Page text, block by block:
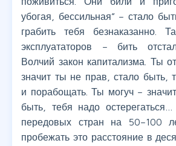
убогая, бессильная” – стало
грабить тебя безнаказанно.
эксплуататоров – бить
Волчий закон капитализма. Ты
значит ты не прав, стало быть,
и порабощать. Ты могуч –
быть, тебя надо
передовых стран на 50–100
пробежать это расстояние в